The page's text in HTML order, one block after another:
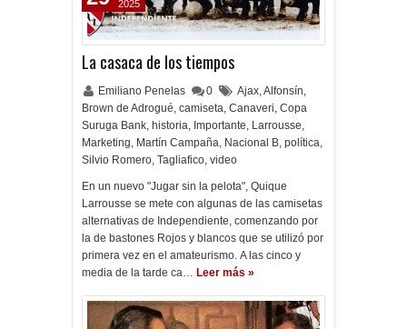
La casaca de los tiempos
Emiliano Penelas 0 Ajax,Alfonsín,
Brown de Adrogué, camiseta, Canaveri, Copa
Suruga Bank, historia, Importante, Larrousse,
Marketing, Martín Campaña, Nacional B, política,
Silvio Romero, Tagliafico, video
En un nuevo "Jugar sin la pelota", Quique
Larrousse se mete con algunas de las camisetas
alternativas de Independiente, comenzando por
la de bastones Rojos y blancos que se utilizó por
primera vez en el amateurismo. A las cinco y
media de la tarde ca… Leer más »
2025